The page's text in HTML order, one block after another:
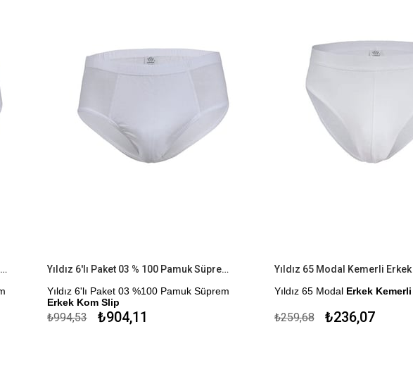
Yıldız 6'lı Paket 03 % 100 Pamuk Süprem Erkek Kom Slip
Yıldız 6'lı Paket 03 %100 Pamuk Süprem
Erkek Kom Slip
Çekmezlik Sanfor Testi Yapılmıştır.
₺904,11
₺994,53
Yıldız 65 Modal Kemerli Erkek
Yıldız 65 ModalErkek Kemerli
Çekmezlik Sanfor Testi
₺236,07
₺259,68